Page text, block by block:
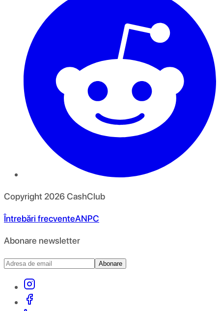
Copyright 2026CashClub
Întrebări frecventeANPC
Abonare newsletter
Abonare